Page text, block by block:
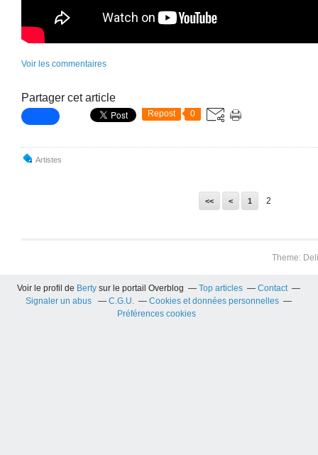
Voir les commentaires
Partager cet article
Repost 0
Artistes
<< < 1 2
Theme:
Voir le profil de Berty sur le portail Overblog Top articles
Contact
Signaler un abus
C.G.U.
Cookies et données personnelles
Préférences cookies